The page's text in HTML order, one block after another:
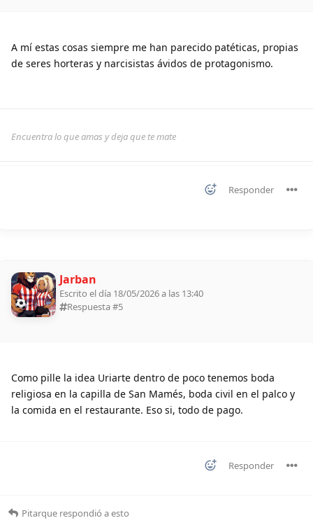
A mí estas cosas siempre me han parecido patéticas, propias
de seres horteras y narcisistas ávidos de protagonismo.
Encuentra lo que amas y deja que te mate
Responder
Jarban
Escrito el día 18/05/2026 a las 13:40
Respuesta #5
Como pille la idea Uriarte dentro de poco tenemos boda
religiosa en la capilla de San Mamés, boda civil en el palco y
la comida en el restaurante. Eso si, todo de pago.
Responder
Pitarque respondió a esto